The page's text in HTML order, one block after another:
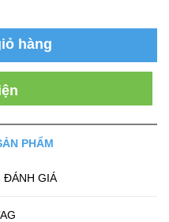
hàng
PHẨM
ĐÁNH GIÁ